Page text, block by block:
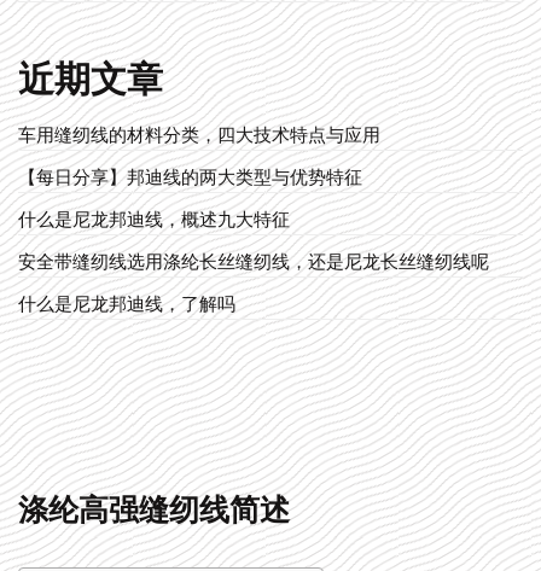
近期文章
车用缝纫线的材料分类，四大技术特点与应用
【每日分享】邦迪线的两大类型与优势特征
什么是尼龙邦迪线，概述九大特征
安全带缝纫线选用涤纶长丝缝纫线，还是尼龙长丝缝纫线呢
什么是尼龙邦迪线，了解吗
涤纶高强缝纫线简述